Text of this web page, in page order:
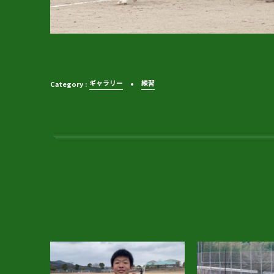
ギャラリー 練習